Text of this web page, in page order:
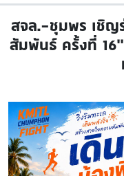
สจล.-ชุมพร เชิญ
สัมพันธ์ ครั้งที่